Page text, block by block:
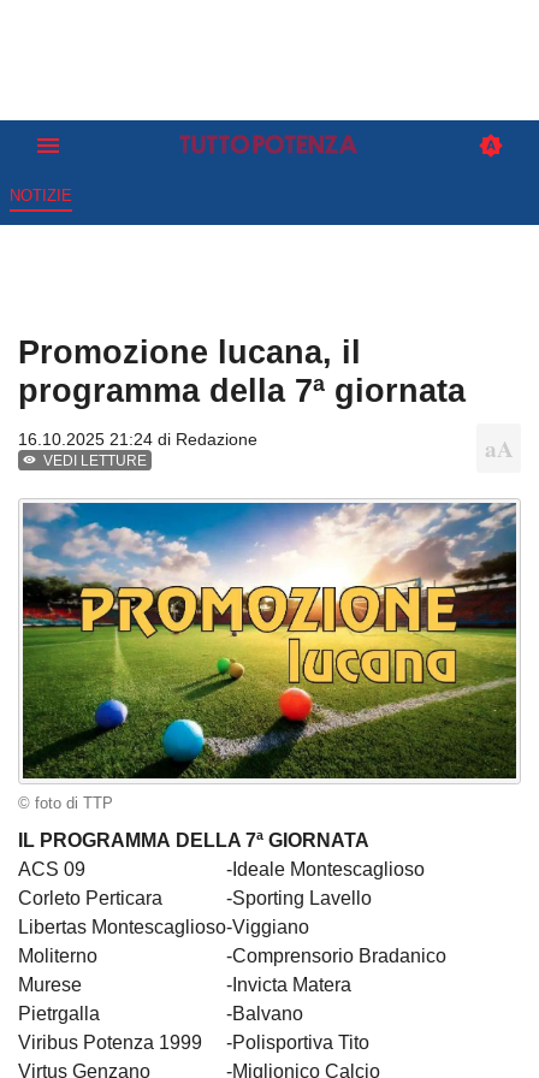
NOTIZIE
Promozione lucana, il
programma della 7ª giornata
16.10.2025 21:24 di Redazione
VEDI LETTURE
© foto di TTP
IL PROGRAMMA DELLA 7ª GIORNATA
ACS 09
- Ideale Montescaglioso
Corleto Perticara
-Sporting Lavello
Libertas Montescaglioso-Viggiano
Moliterno
-Comprensorio Bradanico
Murese
- Invicta Matera
Pietrgalla
-Balvano
Viribus Potenza 1999
-Polisportiva Tito
Virtus Genzano
-Miglionico Calcio